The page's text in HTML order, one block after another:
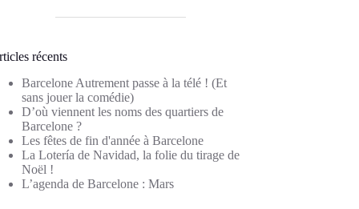
récents
Barcelone Autrement passe à la télé ! (Et
sans jouer la comédie)
D’où viennent les noms des quartiers de
Barcelone ?
Les fêtes de fin d'année à Barcelone
La Lotería de Navidad, la folie du tirage de
Noël !
L’agenda de Barcelone : Mars